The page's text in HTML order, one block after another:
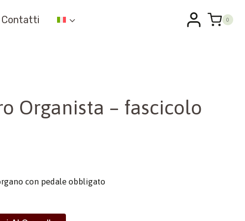
Contatti 0
Organista – fascicolo
con pedale obbligato